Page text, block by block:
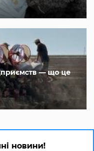
— що це
новини!